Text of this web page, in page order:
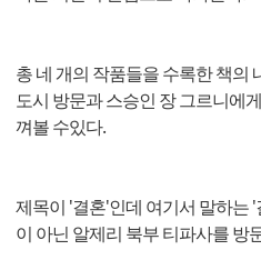
총 네 개의 작품들을 수록한 책의
도시 방문과 스승인 장 그르니에
껴볼 수있다.
제목이 '결혼'인데 여기서 말하는
이 아닌 알제리 북부 티파사를 방